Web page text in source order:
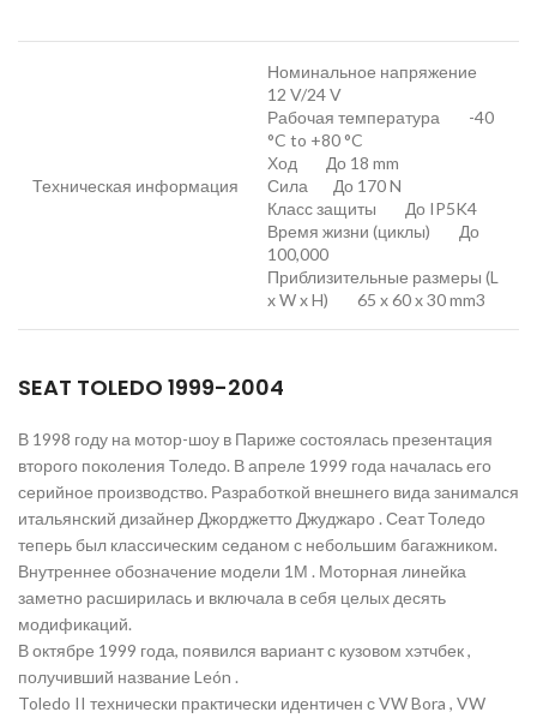
Техническая информация
Номинальное напряжение
12 V/24 V
Рабочая температура -40
°C to +80 °C
Ход До 18 mm
Сила До 170 N
Класс защиты До IP5K4
Время жизни (циклы) До
100,000
Приблизительные размеры (L
x W x H) 65 x 60 x 30 mm3
SEAT TOLEDO 1999-2004
В 1998 году на мотор-шоу в Париже состоялась презентация
второго поколения Толедо. В апреле 1999 года началась его
серийное производство. Разработкой внешнего вида занимался
итальянский дизайнер Джорджетто Джуджаро . Сеат Толедо
теперь был классическим седаном с небольшим багажником.
Внутреннее обозначение модели 1М . Моторная линейка
заметно расширилась и включала в себя целых десять
модификаций.
В октябре 1999 года, появился вариант с кузовом хэтчбек ,
получивший название León .
Toledo II технически практически идентичен с VW Bora , VW